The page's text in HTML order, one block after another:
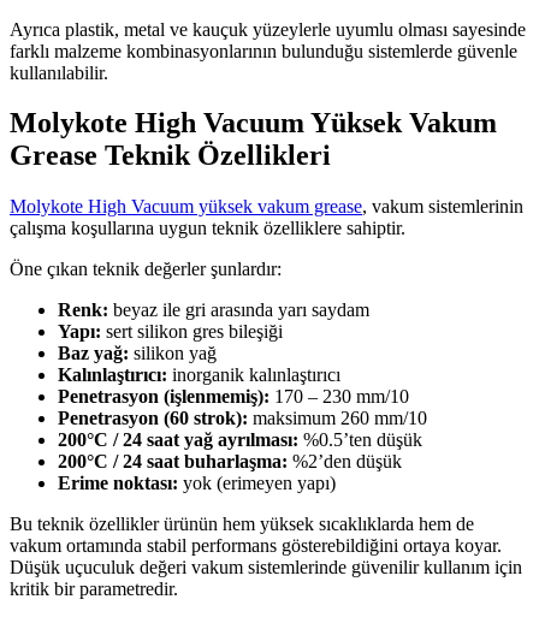
Ayrıca plastik, metal ve kauçuk yüzeylerle uyumlu olması sayesinde
farklı malzeme kombinasyonlarının bulunduğu sistemlerde güvenle
kullanılabilir.
Molykote High Vacuum Yüksek Vakum
Grease Teknik Özellikleri
Molykote High Vacuum yüksek vakum grease, vakum sistemlerinin
çalışma koşullarına uygun teknik özelliklere sahiptir.
Öne çıkan teknik değerler şunlardır:
Renk: beyaz ile gri arasında yarı saydam
Yapı: sert silikon gres bileşiği
Baz yağ: silikon yağ
Kalınlaştırıcı: inorganik kalınlaştırıcı
Penetrasyon (işlenmemiş): 170 – 230 mm/10
Penetrasyon (60 strok): maksimum 260 mm/10
200°C / 24 saat yağ ayrılması: %0.5’ten düşük
200°C / 24 saat buharlaşma: %2’den düşük
Erime noktası: yok (erimeyen yapı)
Bu teknik özellikler ürünün hem yüksek sıcaklıklarda hem de
vakum ortamında stabil performans gösterebildiğini ortaya koyar.
Düşük uçuculuk değeri vakum sistemlerinde güvenilir kullanım için
kritik bir parametredir.